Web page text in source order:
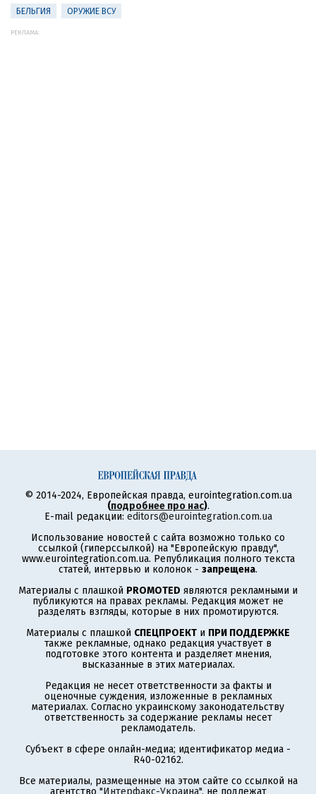
БЕЛЬГИЯ ОРУЖИЕ ВСУ
РЕКЛАМА:
© 2014-2024, Европейская правда, eurointegration.com.ua
(подробнее про нас).
E-mail редакции: editors@eurointegration.com.ua
Использование новостей с сайта возможно только со
ссылкой (гиперссылкой) на "Европейскую правду",
www.eurointegration.com.ua. Републикация полного текста
статей, интервью и колонок - запрещена.
Материалы с плашкой PROMOTED являются рекламными и
публикуются на правах рекламы. Редакция может не
разделять взгляды, которые в них промотируются.
Материалы с плашкой СПЕЦПРОЕКТ и ПРИ ПОДДЕРЖКЕ
также рекламные, однако редакция участвует в
подготовке этого контента и разделяет мнения,
высказанные в этих материалах.
Редакция не несет ответственности за факты и
оценочные суждения, изложенные в рекламных
материалах. Согласно украинскому законодательству
ответственность за содержание рекламы несет
рекламодатель.
Субъект в сфере онлайн-медиа; идентификатор медиа -
R40-02162.
Все материалы, размещенные на этом сайте со ссылкой на
агентство "Интерфакс-Украина", не подлежат